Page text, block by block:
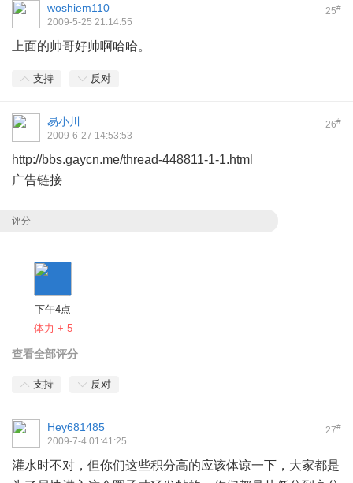
25#
woshiem110
2009-5-25 21:14:55
上面的帅哥好帅啊哈哈。
支持 反对
26#
易小川
2009-6-27 14:53:53
http://bbs.gaycn.me/thread-448811-1-1.html
广告链接
评分
下午4点
体力 + 5
查看全部评分
支持 反对
27#
Hey681485
2009-7-4 01:41:25
灌水时不对，但你们这些积分高的应该体谅一下，大家都是